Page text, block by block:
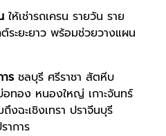
ให้เช่ารถเครน รายวัน ราย
ระยะยาว พร้อมช่วยวางแผน
ร ชลบุรี ศรีราชา สัตหีบ
ทอง หนองใหญ่ เกาะจันทร์
งฉะเชิงเทรา ปราจีนบุรี
าการ